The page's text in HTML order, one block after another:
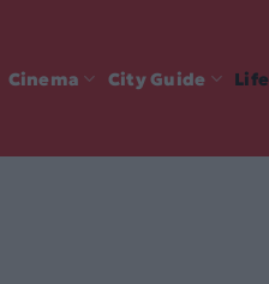
Cinema City Guide Life